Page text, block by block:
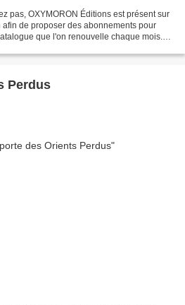
pas, OXYMORON Éditions est présent sur
afin de proposer des abonnements pour
que l'on renouvelle chaque mois.
Perdus